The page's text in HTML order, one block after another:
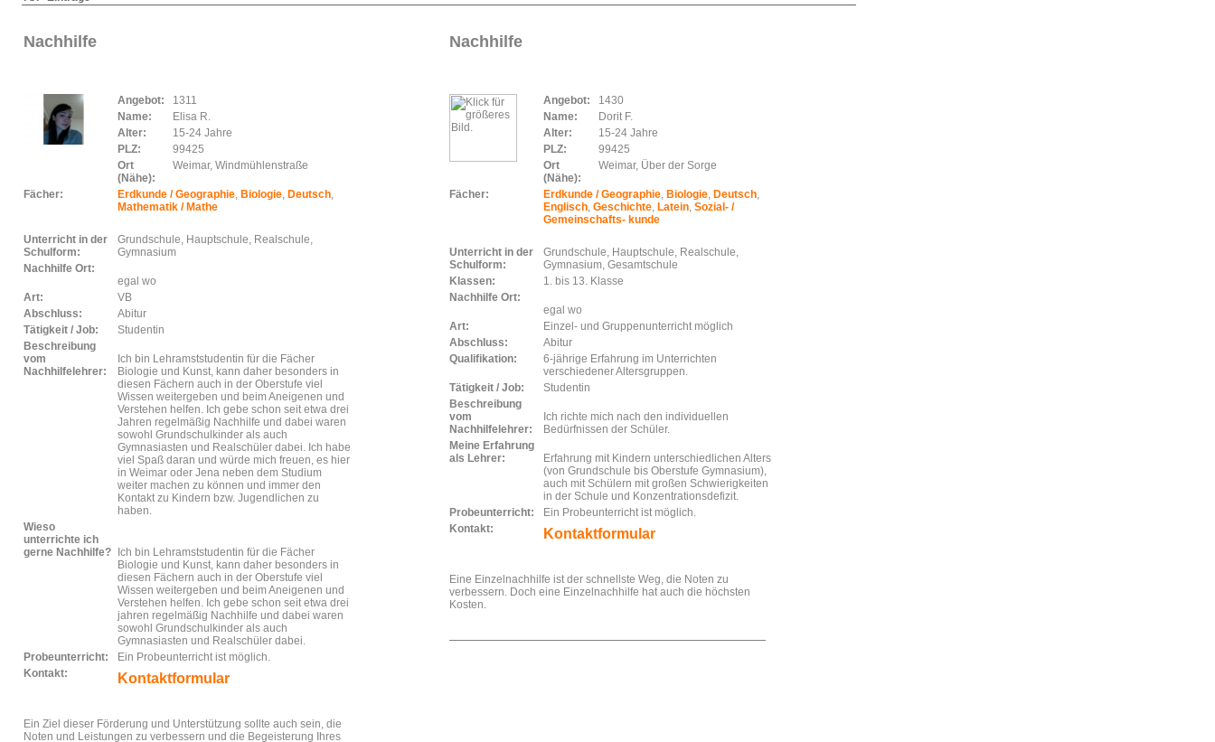
Nachhilfe
Angebot:
1311
Name:
Elisa R.
Alter:
15-24 Jahre
PLZ:
99425
Ort
(Nähe):
Weimar, Windmühlenstraße
Fächer: Erdkunde / Geographie, Biologie, Deutsch,
Mathematik / Mathe
Unterricht in der
Schulform:
Grundschule, Hauptschule, Realschule,
Gymnasium
Nachhilfe Ort:
egal wo
Art:
VB
Abschluss:
Abitur
Tätigkeit / Job:
Studentin
Beschreibung
vom
Nachhilfelehrer:
Ich bin Lehramststudentin für die Fächer
Biologie und Kunst, kann daher besonders in
diesen Fächern auch in der Oberstufe viel
Wissen weitergeben und beim Aneigenen und
Verstehen helfen. Ich gebe schon seit etwa drei
Jahren regelmäßig Nachhilfe und dabei waren
sowohl Grundschulkinder als auch
Gymnasiasten und Realschüler dabei. Ich habe
viel Spaß daran und würde mich freuen, es hier
in Weimar oder Jena neben dem Studium
weiter machen zu können und immer den
Kontakt zu Kindern bzw. Jugendlichen zu
haben.
Wieso
unterrichte ich
gerne Nachhilfe?
Ich bin Lehramststudentin für die Fächer
Biologie und Kunst, kann daher besonders in
diesen Fächern auch in der Oberstufe viel
Wissen weitergeben und beim Aneigenen und
Verstehen helfen. Ich gebe schon seit etwa drei
jahren regelmäßig Nachhilfe und dabei waren
sowohl Grundschulkinder als auch
Gymnasiasten und Realschüler dabei.
Probeunterricht:
Ein Probeunterricht ist möglich.
Kontakt:
Kontaktformular
Ein Ziel dieser Förderung und Unterstützung sollte auch sein, die
Noten und Leistungen zu verbessern und die Begeisterung Ihres
Nachhilfe
Angebot:
1430
Name:
Dorit F.
Alter:
15-24 Jahre
PLZ:
99425
Ort
(Nähe):
Weimar, Über der Sorge
Fächer: Erdkunde / Geographie, Biologie, Deutsch,
Englisch, Geschichte, Latein, Sozial- /
Gemeinschafts- kunde
Unterricht in der
Schulform:
Grundschule, Hauptschule, Realschule,
Gymnasium, Gesamtschule
Klassen:
1. bis 13. Klasse
Nachhilfe Ort:
egal wo
Art:
Einzel- und Gruppenunterricht möglich
Abschluss:
Abitur
Qualifikation:
6-jährige Erfahrung im Unterrichten
verschiedener Altersgruppen.
Tätigkeit / Job:
Studentin
Beschreibung
vom
Nachhilfelehrer:
Ich richte mich nach den individuellen
Bedürfnissen der Schüler.
Meine Erfahrung
als Lehrer:
Erfahrung mit Kindern unterschiedlichen Alters
(von Grundschule bis Oberstufe Gymnasium),
auch mit Schülern mit großen Schwierigkeiten
in der Schule und Konzentrationsdefizit.
Probeunterricht:
Ein Probeunterricht ist möglich.
Kontakt:
Kontaktformular
Eine Einzelnachhilfe ist der schnellste Weg, die Noten zu
verbessern. Doch eine Einzelnachhilfe hat auch die höchsten
Kosten.